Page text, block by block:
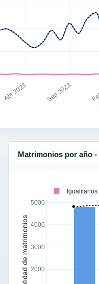
Abr 2023 Sep 2023
Matrimonios por año
2000
3000
4000
5000
Igualitarios
Cantidad de matrimonios